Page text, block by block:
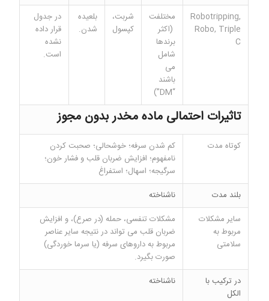
Robotripping,
Robo, Triple
C
مختلفت
(اکثر
برندها
شامل
می
باشند
“DM”)
شربت،
کپسول
بلعیده
شدن.
در جدول
قرار داده
نشده
است.
تاثیرات احتمالی ماده مخدر بدون مجوز
کوتاه مدت
کم شدن سرفه؛ خوشحالی؛ صحبت کردن
نامفهوم؛ افزایش ضربان قلب و فشار خون؛
سرگیجه؛ اسهال؛ استفراغ
بلند مدت
ناشناخته
سایر مشکلات
مربوط به
سلامتی
مشکلات تنفسی، حمله (در صرع)، و افزایش
ضربان قلب می تواند در نتیجه سایر عناصر
مربوط به داروهای سرفه (یا سرما خوردگی)
صورت بگیرد.
در ترکیب با
الکل
ناشناخته